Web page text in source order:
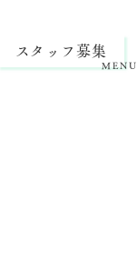
MENU
スタッフ募集